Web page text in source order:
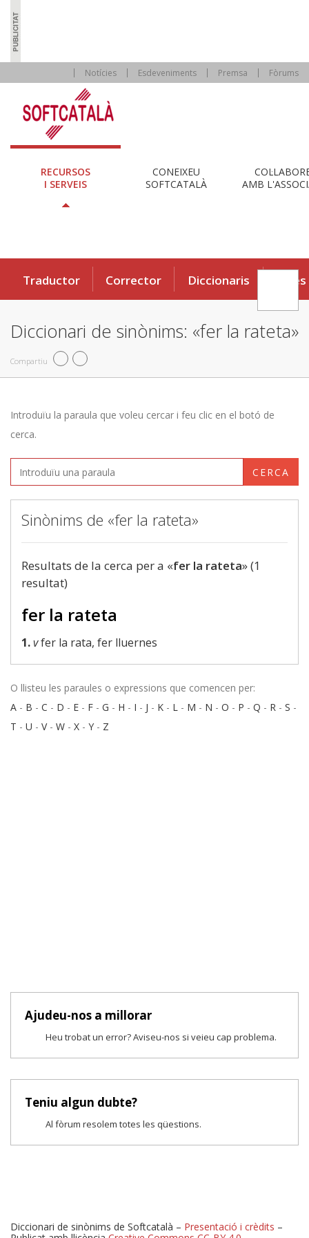
Notícies Esdeveniments Premsa Fòrums
RECURSOS
I SERVEIS
CONEIXEU
SOFTCATALÀ
AMB
Traductor Corrector Diccionaris Eines
Diccionari de sinònims: «fer la rateta»
Compartiu
Introduïu la paraula que voleu cercar i feu clic en el botó de
cerca.
CERCA
Sinònims de «fer la rateta»
Resultats de la cerca per a «fer la rateta» (1
resultat)
fer la rateta
1.vfer la rata, fer lluernes
O llisteu les paraules o expressions que comencen per:
A - B - C - D - E - F - G - H - I - J - K - L - M - N - O - P - Q - R - S -
T - U - V- W - X - Y - Z
Ajudeu-nos a millorar
Heu trobat un error? Aviseu-nos si veieu cap problema.
Teniu algun dubte?
Al fòrum resolem totes les qüestions.
Diccionari de sinònims de Softcatalà – Presentació i crèdits –